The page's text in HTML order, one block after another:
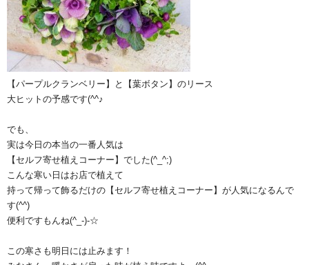
【パープルクランベリー】と【葉ボタン】のリース
大ヒットの予感です(^^♪
でも、
実は今日の本当の一番人気は
【セルフ寄せ植えコーナー】でした(^_^;)
こんな寒い日はお店で植えて
持って帰って飾るだけの【セルフ寄せ植えコーナー】が人気になるんで
す(^^)
便利ですもんね(^_-)-☆
この寒さも明日には止みます！